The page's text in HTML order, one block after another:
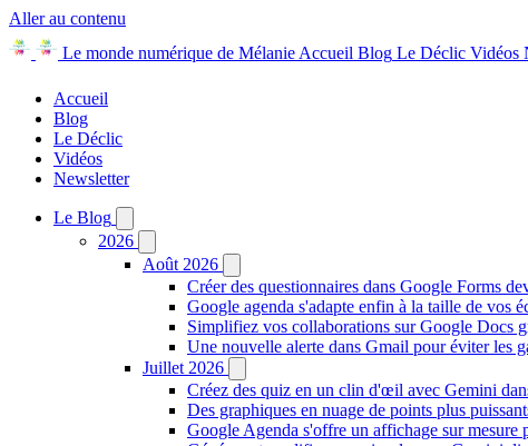
Aller au contenu
Le monde numérique de Mélanie Accueil Blog Le Déclic Vidéos
Accueil
Blog
Le Déclic
Vidéos
Newsletter
Le Blog
2026
Août 2026
Créer des questionnaires dans Google Forms
Google agenda s'adapte enfin à la taille de vos
Simplifiez vos collaborations sur Google Docs
Une nouvelle alerte dans Gmail pour éviter les
Juillet 2026
Créez des quiz en un clin d'œil avec Gemini
Des graphiques en nuage de points plus
Google Agenda s'offre un affichage sur mesure